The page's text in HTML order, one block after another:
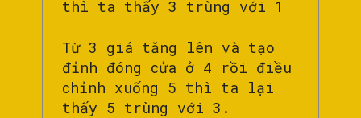
thì ta thấy 3 trùng với 1
Từ 3 giá tăng lên và tạo
đỉnh đóng cửa ở 4 rồi điều
chỉnh xuống 5 thì ta lại
thấy 5 trùng với 3.